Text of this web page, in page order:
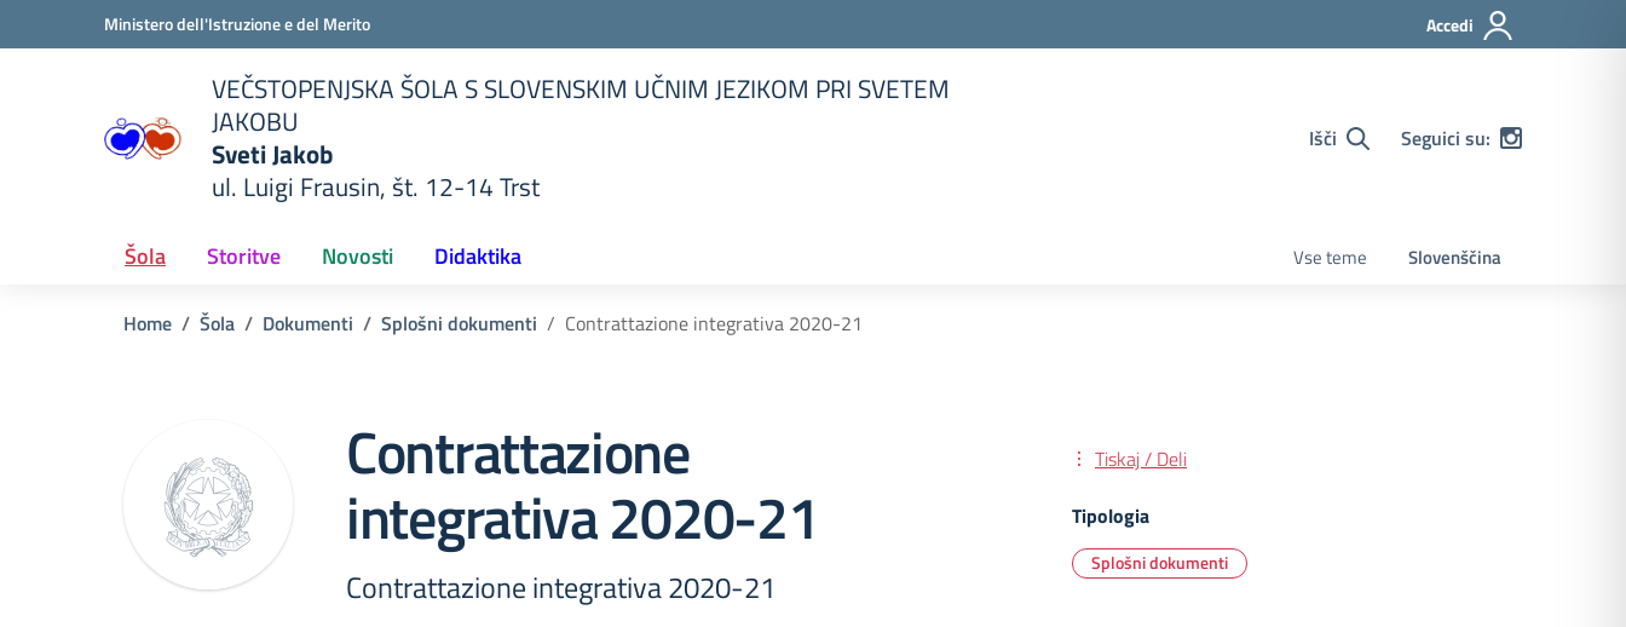
Vai ai contenuti
Vai al menu di navigazioneMinistero dell'Istruzione e del Merito Accedi
VEČSTOPENJSKA ŠOLA S SLOVENSKIM UČNIM JEZIKOM PRI SVETEM
JAKOBU
Sveti Jakob
ul. Luigi Frausin, št. 12-14 Trst
Išči Seguici su:
Šola Storitve Novosti Didaktika Vse teme Slovenščina
Home Šola Dokumenti Splošni dokumenti Contrattazione integrativa 2020-21
Contrattazione
integrativa 2020-21
Contrattazione integrativa 2020-21
Tiskaj / Deli
Tipologia
Splošni dokumenti